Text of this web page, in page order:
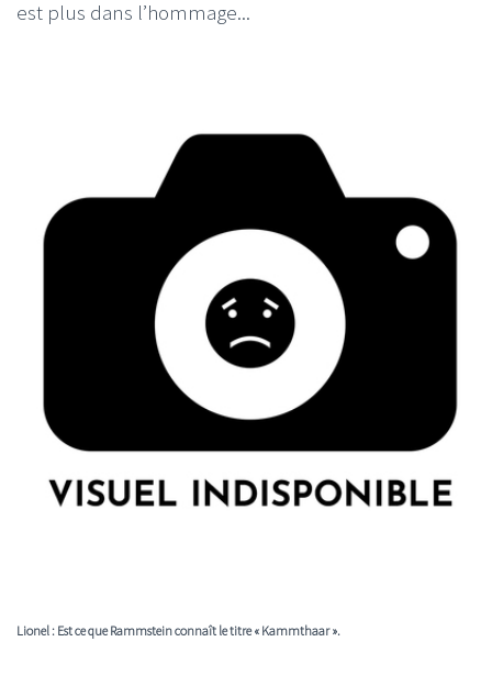
est plus dans l’hommage...
Lionel : Est ce que Rammstein connaît le titre « Kammthaar ».